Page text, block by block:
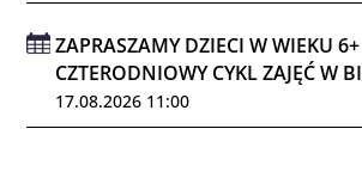
ZAPRASZAMY DZIECI W WIEKU
CZTERODNIOWY CYKL ZAJĘĆ W
17.08.2026 11:00